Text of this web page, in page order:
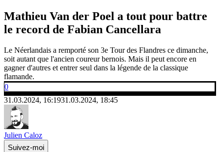
Mathieu Van der Poel a tout pour battre
le record de Fabian Cancellara
Le Néerlandais a remporté son 3e Tour des Flandres ce dimanche,
soit autant que l'ancien coureur bernois. Mais il peut encore en
gagner d'autres et entrer seul dans la légende de la classique
flamande.
0
31.03.2024, 16:1931.03.2024, 18:45
Julien Caloz
Suivez-moi